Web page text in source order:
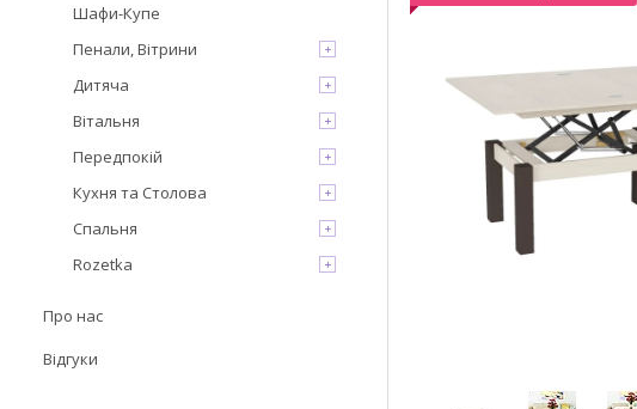
Шафи-Купе
Пенали, Вітрини
Дитяча
Вітальня
Передпокій
Кухня та Столова
Спальня
Rozetka
Про нас
Відгуки